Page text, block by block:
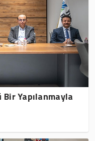
Yapılanmayla